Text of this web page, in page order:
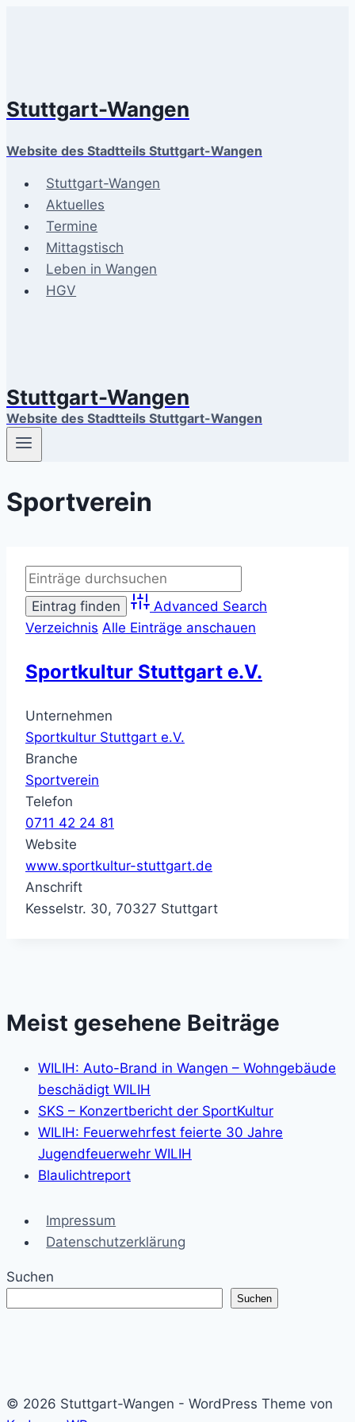
Stuttgart-Wangen
Website des Stadtteils Stuttgart-Wangen
Stuttgart-Wangen
Aktuelles
Termine
Mittagstisch
Leben in Wangen
HGV
Stuttgart-Wangen
Website des Stadtteils Stuttgart-Wangen
Sportverein
Advanced Search
Verzeichnis Alle Einträge anschauen
Sportkultur Stuttgart e.V.
Unternehmen
Sportkultur Stuttgart e.V.
Branche
Sportverein
Telefon
0711 42 24 81
Website
www.sportkultur-stuttgart.de
Anschrift
Kesselstr. 30, 70327 Stuttgart
Meist gesehene Beiträge
WILIH: Auto-Brand in Wangen – Wohngebäude
beschädigt WILIH
SKS – Konzertbericht der SportKultur
WILIH: Feuerwehrfest feierte 30 Jahre
Jugendfeuerwehr WILIH
Blaulichtreport
Impressum
Datenschutzerklärung
Suchen
Suchen
© 2026 Stuttgart-Wangen - WordPress Theme von